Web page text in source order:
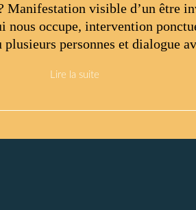
Manifestation visible d’un être
occupe, intervention
plusieurs personnes et dialogue
Lire la suite